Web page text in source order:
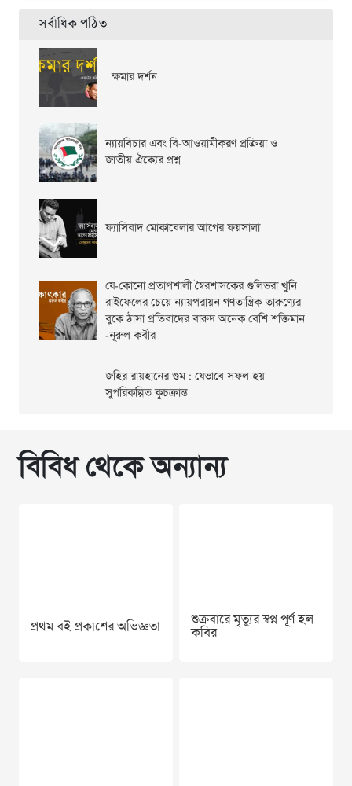
সর্বাধিক পঠিত
ক্ষমার দর্শন
ন্যায়বিচার এবং বি-আওয়ামীকরণ প্রক্রিয়া ও
জাতীয় ঐক্যের প্রশ্ন
ফ্যাসিবাদ মোকাবেলার আগের ফয়সালা
যে-কোনো প্রতাপশালী স্বৈরশাসকের গুলিভরা খুনি
রাইফেলের চেয়ে ন্যায়পরায়ন গণতান্ত্রিক তারুণ্যের
বুকে ঠাসা প্রতিবাদের বারুদ অনেক বেশি শক্তিমান
-নূরুল কবীর
জহির রায়হানের গুম : যেভাবে সফল হয়
সুপরিকল্পিত কুচক্রান্ত
বিবিধ থেকে অন্যান্য
প্রথম বই প্রকাশের অভিজ্ঞতা
শুক্রবারে মৃত্যুর স্বপ্ন পূর্ণ হল
কবির